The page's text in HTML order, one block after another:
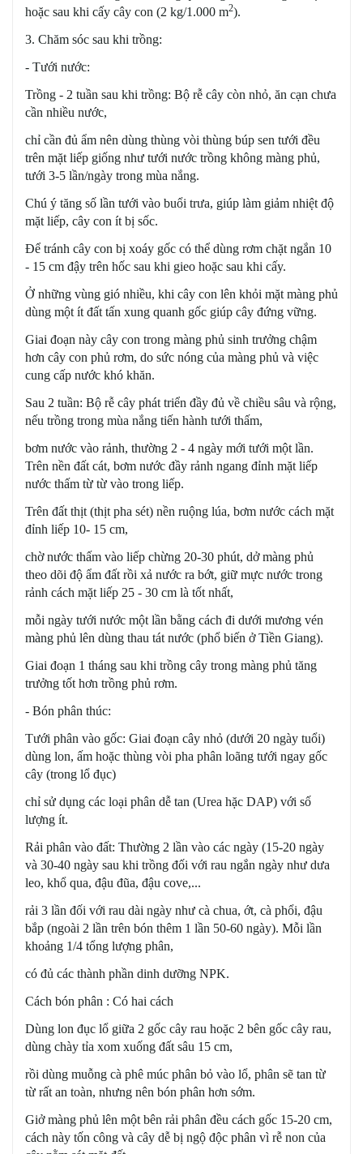
hoặc sau khi cấy cây con (2 kg/1.000 m2).
3. Chăm sóc sau khi trồng:
- Tưới nước:
Trồng - 2 tuần sau khi trồng: Bộ rễ cây còn nhỏ, ăn cạn chưa
cần nhiều nước,
chỉ cần đủ ẩm nên dùng thùng vòi thùng búp sen tưới đều
trên mặt liếp giống như tưới nước trồng không màng phủ,
tưới 3-5 lần/ngày trong mùa nắng.
Chú ý tăng số lần tưới vào buổi trưa, giúp làm giảm nhiệt độ
mặt liếp, cây con ít bị sốc.
Để tránh cây con bị xoáy gốc có thể dùng rơm chặt ngắn 10
- 15 cm đậy trên hốc sau khi gieo hoặc sau khi cấy.
Ở những vùng gió nhiều, khi cây con lên khỏi mặt màng phủ
dùng một ít đất tấn xung quanh gốc giúp cây đứng vững.
Giai đoạn này cây con trong màng phủ sinh trưởng chậm
hơn cây con phủ rơm, do sức nóng của màng phủ và việc
cung cấp nước khó khăn.
Sau 2 tuần: Bộ rễ cây phát triển đầy đủ về chiều sâu và rộng,
nếu trồng trong mùa nắng tiến hành tưới thấm,
bơm nước vào rảnh, thường 2 - 4 ngày mới tưới một lần.
Trên nền đất cát, bơm nước đầy rảnh ngang đỉnh mặt liếp
nước thấm từ từ vào trong liếp.
Trên đất thịt (thịt pha sét) nền ruộng lúa, bơm nước cách mặt
đỉnh liếp 10- 15 cm,
chờ nước thấm vào liếp chừng 20-30 phút, dở màng phủ
theo dõi độ ẩm đất rồi xả nước ra bớt, giữ mực nước trong
rảnh cách mặt liếp 25 - 30 cm là tốt nhất,
mỗi ngày tưới nước một lần bằng cách đi dưới mương vén
màng phủ lên dùng thau tát nước (phổ biến ở Tiền Giang).
Giai đoạn 1 tháng sau khi trồng cây trong màng phủ tăng
trưởng tốt hơn trồng phủ rơm.
- Bón phân thúc:
Tưới phân vào gốc: Giai đoạn cây nhỏ (dưới 20 ngày tuổi)
dùng lon, ấm hoặc thùng vòi pha phân loãng tưới ngay gốc
cây (trong lổ đục)
chỉ sử dụng các loại phân dễ tan (Urea hặc DAP) với số
lượng ít.
Rải phân vào đất: Thường 2 lần vào các ngày (15-20 ngày
và 30-40 ngày sau khi trồng đối với rau ngắn ngày như dưa
leo, khổ qua, đậu đũa, đậu cove,...
rải 3 lần đối với rau dài ngày như cà chua, ớt, cà phổi, đậu
bắp (ngoài 2 lần trên bón thêm 1 lần 50-60 ngày). Mỗi lần
khoảng 1/4 tổng lượng phân,
có đủ các thành phần dinh dưỡng NPK.
Cách bón phân : Có hai cách
Dùng lon đục lổ giữa 2 gốc cây rau hoặc 2 bên gốc cây rau,
dùng chày tỉa xom xuống đất sâu 15 cm,
rồi dùng muỗng cà phê múc phân bỏ vào lổ, phân sẽ tan từ
từ rất an toàn, nhưng nên bón phân hơn sớm.
Giở màng phủ lên một bên rải phân đều cách gốc 15-20 cm,
cách này tốn công và cây dễ bị ngộ độc phân vì rễ non của